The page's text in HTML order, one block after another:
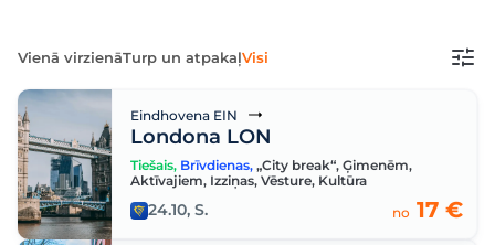
Vienā virzienāTurp un atpakaļVisi
Eindhovena EIN
Londona LON
Tiešais, Brīvdienas, „City break“, Ģimenēm,
Aktīvajiem, Izziņas, Vēsture, Kultūra
24.10, S. no 17 €